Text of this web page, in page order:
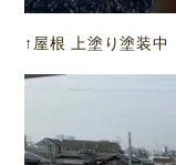
↑屋根 上塗り塗装中